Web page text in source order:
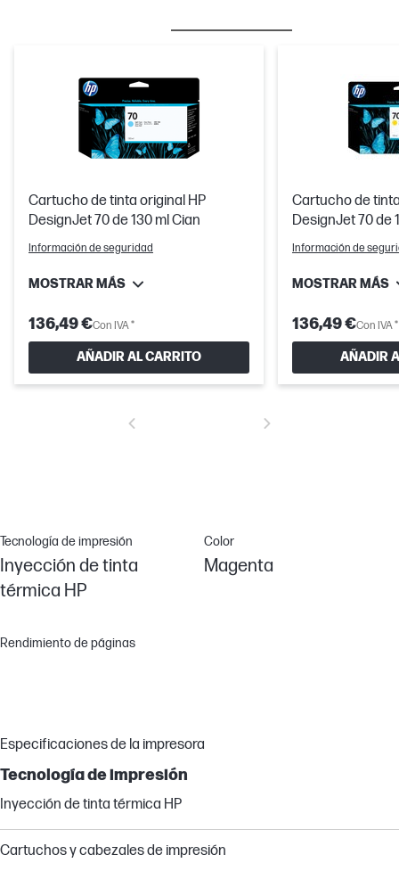
Cartucho de tinta original HP
DesignJet 70 de 130 ml Cian
Información de seguridad
MOSTRAR MÁS
136,49 €Con IVA *
AÑADIR AL CARRITO
Cartucho de
DesignJet 70 de
Información de
MOSTRAR MÁS
136,49 €Con IVA *
AÑADIR
Tecnología de impresión
Inyección de tinta
térmica HP
Color
Magenta
Rendimiento de páginas
Especificaciones de la impresora
Tecnología de impresión
Inyección de tinta térmica HP
Cartuchos y cabezales de impresión